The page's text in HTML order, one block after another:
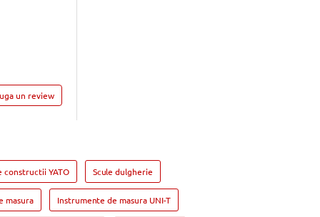
un review
constructii YATO Scule dulgherie
masura Instrumente de masura UNI-T